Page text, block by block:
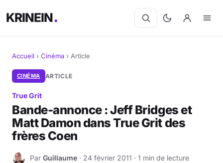
KRINEIN
Cinéma
Séries
Manga
Accueil › Cinéma › Article
CINÉMA ARTICLE
True Grit
Bande-annonce : Jeff Bridges et
Matt Damon dans True Grit des
frères Coen
G Par Guillaume · 24 février 2011 · 1 min de lecture